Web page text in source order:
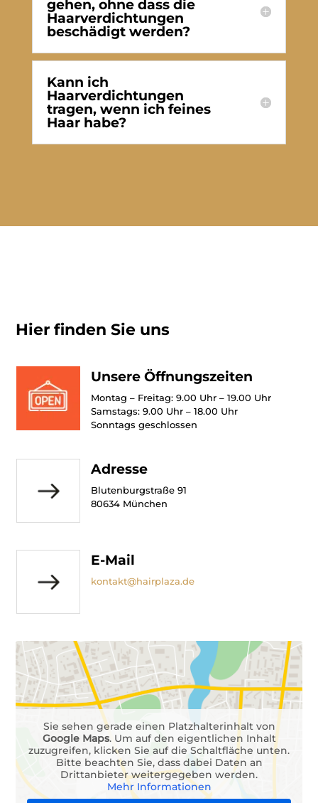
gehen, ohne dass die
Haarverdichtungen
beschädigt werden?
Kann ich
Haarverdichtungen
tragen, wenn ich feines
Haar habe?
Hier finden Sie uns
Unsere Öffnungszeiten
Montag – Freitag: 9.00 Uhr – 19.00 Uhr
Samstags: 9.00 Uhr – 18.00 Uhr
Sonntags geschlossen
Adresse
Blutenburgstraße 91
80634 München
E-Mail
kontakt@hairplaza.de
Sie sehen gerade einen Platzhalterinhalt von
Google Maps. Um auf den eigentlichen Inhalt
zuzugreifen, klicken Sie auf die Schaltfläche unten.
Bitte beachten Sie, dass dabei Daten an
Drittanbieter weitergegeben werden.
Mehr Informationen